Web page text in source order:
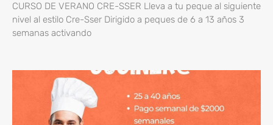
CURSO DE VERANO CRE-SSER Lleva a tu peque al siguiente
nivel al estilo Cre-Sser Dirigido a peques de 6 a 13 años 3
semanas activando